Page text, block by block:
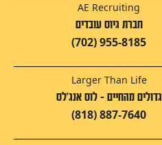
AE Recruiting
חברת גיוס עובדים
(702) 955-8185
Larger Than Life
גדולים מהחיים - לוס אנג'לס
(818) 887-7640